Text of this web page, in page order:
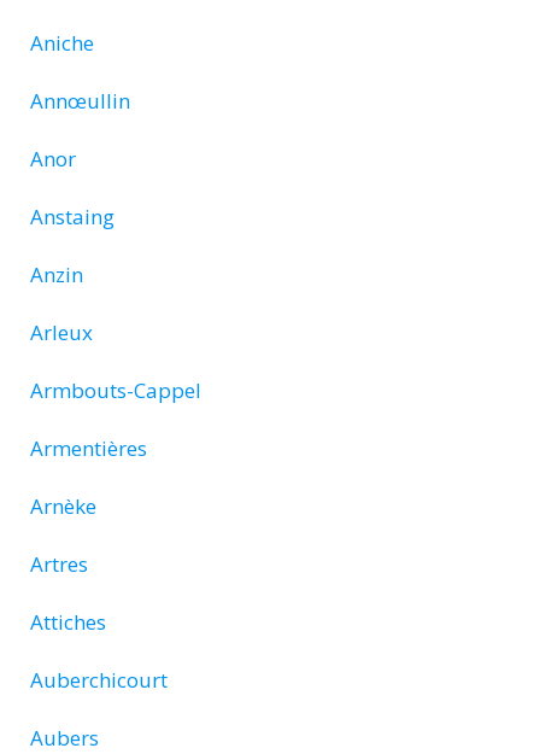
Aniche
Annœullin
Anor
Anstaing
Anzin
Arleux
Armbouts-Cappel
Armentières
Arnèke
Artres
Attiches
Auberchicourt
Aubers